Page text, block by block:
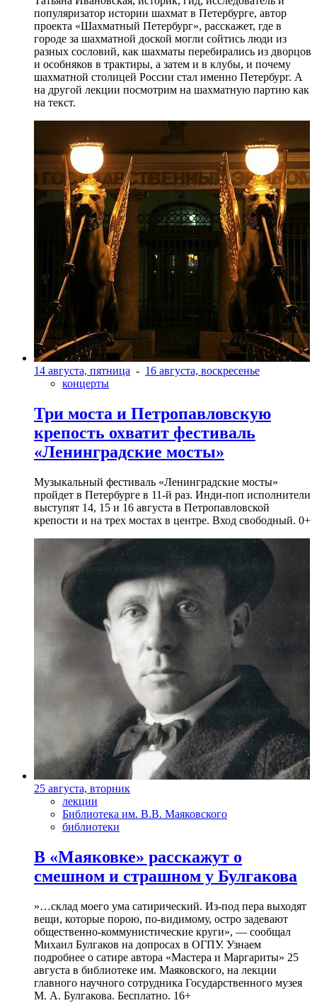
популяризатор истории шахмат в Петербурге, автор
проекта «Шахматный Петербург», расскажет, где в
городе за шахматной доской могли сойтись люди из
разных сословий, как шахматы перебирались из дворцов
и особняков в трактиры, а затем и в клубы, и почему
шахматной столицей России стал именно Петербург. А
на другой лекции посмотрим на шахматную партию как
на текст.
14 августа, пятница - 16 августа, воскресенье
концерты
Три моста и Петропавловскую
крепость охватит фестиваль
«Ленинградские мосты»
Музыкальный фестиваль «Ленинградские мосты»
пройдет в Петербурге в 11-й раз. Инди-поп исполнители
выступят 14, 15 и 16 августа в Петропавловской
крепости и на трех мостах в центре. Вход свободный. 0+
25 августа, вторник
лекции
Библиотека им. В.В. Маяковского
библиотеки
В «Маяковке» расскажут о
смешном и страшном у Булгакова
»…склад моего ума сатирический. Из-под пера выходят
вещи, которые порою, по-видимому, остро задевают
общественно-коммунистические круги», — сообщал
Михаил Булгаков на допросах в ОГПУ. Узнаем
подробнее о сатире автора «Мастера и Маргариты» 25
августа в библиотеке им. Маяковского, на лекции
главного научного сотрудника Государственного музея
М. А. Булгакова. Бесплатно. 16+